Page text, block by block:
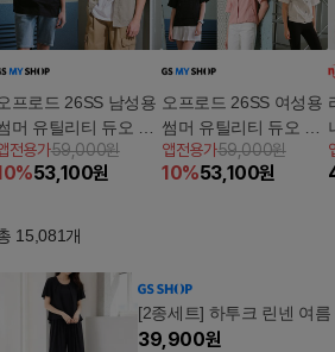
프로드 26SS 남성용
머 유틸리티 듀오 상
2종
전용가59,000원
%53,100원
오프로드 26SS 여성용
썸머 유틸리티 듀오 상
의 2종
앱전용가59,000원
10%53,100원
15,081개
[2종세트] 하투크 린넨 여
39,900원